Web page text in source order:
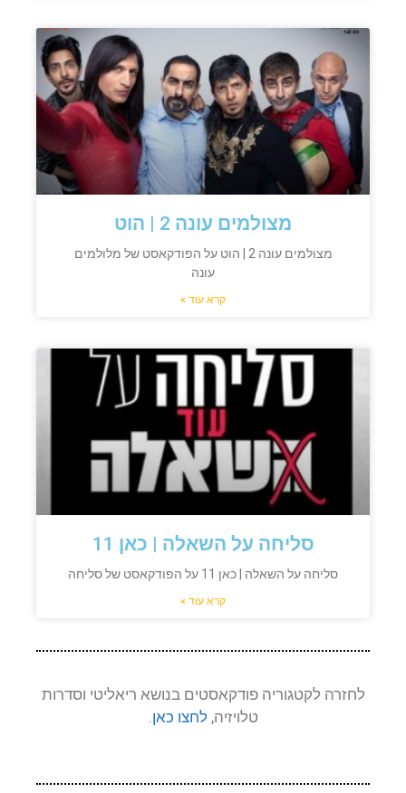
מצולמים עונה 2 | הוט
מצולמים עונה 2 | הוט על הפודקאסט של מלולמים
עונה
קרא עוד »
סליחה על השאלה | כאן 11
סליחה על השאלה | כאן 11 על הפודקאסט של סליחה
קרא עוד »
לחזרה לקטגוריה פודקאסטים בנושא ריאליטי וסדרות
טלויזיה,לחצו כאן